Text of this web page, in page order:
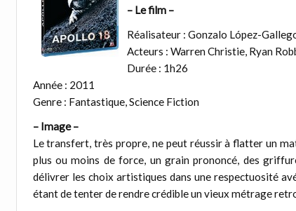
– Le film –
Réalisateur : Gonzalo López-
Acteurs : Warren Christie, Ryan
Durée : 1h26
Année : 2011
Genre : Fantastique, Science Fiction
– Image –
Le transfert, très propre, ne peut réussir à flatter un
plus ou moins de force, un grain prononcé, des
délivrer les choix artistiques dans une respectuosité
étant de tenter de rendre crédible un vieux métrage